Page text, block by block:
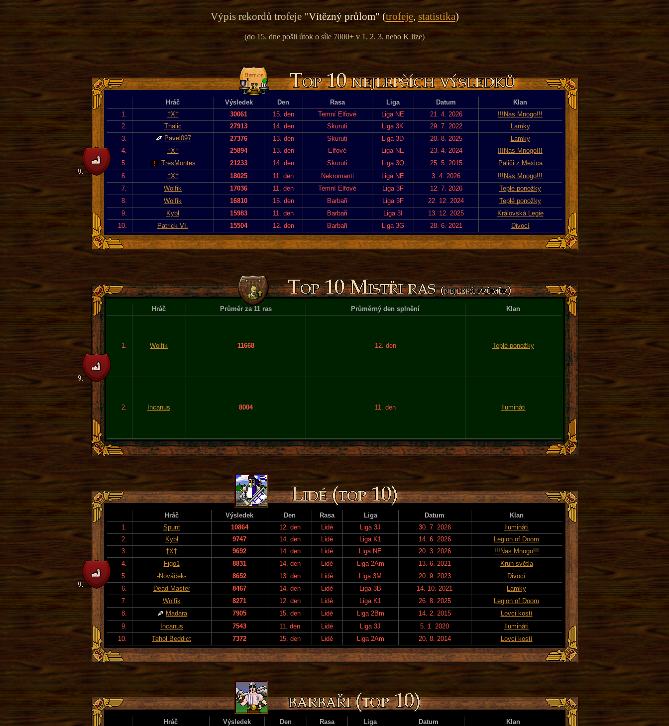
Výpis rekordů trofeje "Vítězný průlom" (trofeje, statistika)
(do 15. dne pošli útok o síle 7000+ v 1. 2. 3. nebo K lize)
Hráč Výsledek Den Rasa Liga Datum
Klan
1.
†X† 30061 15. den Temní Elfové Liga NE 21. 4. 2026
!!!Nas Mnogo!!!
2.
Thalic 27913 14. den Skuruti Liga 3K 29. 7. 2022
Lamky
3.
Pavel097 27376 13. den Skuruti Liga 3D 20. 8. 2025
Lamky
4.
†X† 25894 13. den Elfové Liga NE 23. 4. 2024
!!!Nas Mnogo!!!
5.
TresMontes 21233 14. den Skuruti Liga 3Q 25. 5. 2015
Paliči z Mexica
6.
†X† 18025 11. den Nekromanti Liga NE 3. 4. 2026
!!!Nas Mnogo!!!
7.
Wolfik 17036 11. den Temní Elfové Liga 3F 12. 7. 2026
Teplé ponožky
8.
Wolfik 16810 15. den Barbaři Liga 3F 22. 12. 2024
Teplé ponožky
9.
Kybl 15983 11. den Barbaři Liga 3I 13. 12. 2025
Královská Legie
10.
Patrick VI. 15504 12. den Barbaři Liga 3G 28. 6. 2021 Divocí
Hráč Průměr za 11 ras Průměrný den splnění Klan
1. Wolfik 11668 12. den Teplé ponožky
2. Incanus 8004 11. den Ilumináti
Hráč Výsledek Den Rasa Liga Datum
Klan
1.
Spunt 10864 12. den Lidé Liga 3J 30. 7. 2026
Ilumináti
2.
Kybl 9747 14. den Lidé Liga K1 14. 6. 2026
Legion of Doom
3.
†X† 9692 14. den Lidé Liga NE 20. 3. 2026
!!!Nas Mnogo!!!
4.
Figo1 8831 14. den Lidé Liga 2Am 13. 6. 2021
Kruh světla
5.
-Nováček- 8652 13. den Lidé Liga 3M 20. 9. 2023
Divocí
6.
Đead Master 8467 14. den Lidé Liga 3B 14. 10. 2021
Lamky
7.
Wolfik 8271 12. den Lidé Liga K1 26. 8. 2025
Legion of Doom
8.
Madara 7905 15. den Lidé Liga 2Bm 14. 2. 2015
Lovci kostí
9.
Incanus 7543 11. den Lidé Liga 3J 5. 1. 2020
Ilumináti
10.
Tehol Beddict 7372 15. den Lidé Liga 2Am 20. 8. 2014 Lovci kostí
Hráč Výsledek Den Rasa Liga Datum
Klan